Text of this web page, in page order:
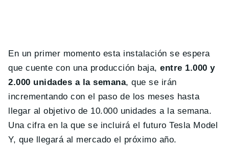
En un primer momento esta instalación se espera
que cuente con una producción baja,entre 1.000 y
2.000 unidades a la semana, que se irán
incrementando con el paso de los meses hasta
llegar al objetivo de 10.000 unidades a la semana.
Una cifra en la que se incluirá el futuro Tesla Model
Y, que llegará al mercado el próximo año.